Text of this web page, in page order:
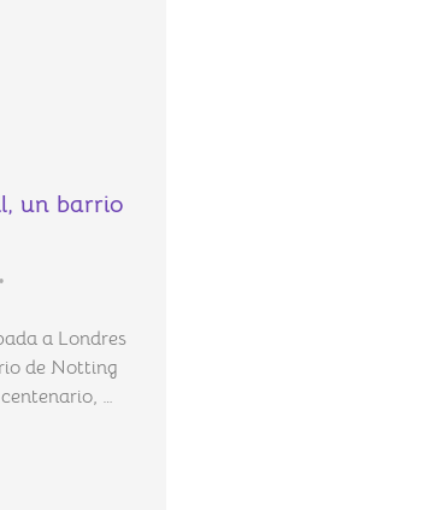
un barrio
•
a Londres
de Notting
…